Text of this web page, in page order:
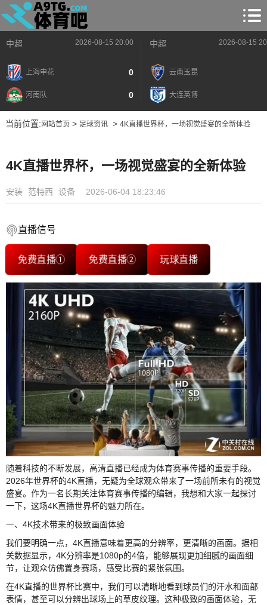
中超 2026-08-15 20:00
上海申花 0
河南队 0
中超 2026-08-15
云南玉昆
大连英博
当前位置: 网站首页> 足球资讯> 4K直播世界杯，一场视觉盛宴的全新体验
4K直播世界杯，一场视觉盛宴的全新体验
安装 范特西 设备 2026-06-04 18:23:46
直播信号
免费直播① 免费直播② 玩球直播
随着科技的不断发展，高清直播已经成为体育赛事传播的重要手段。
2026年世界杯的4K直播，无疑为全球观众带来了一场前所未有的视觉
盛宴。作为一名长期关注体育赛事传播的编辑，我想和大家一起探讨
一下，这场4K直播世界杯的魅力所在。
一、4K技术带来的极致画面体验
我们要明确一点，4K直播意味着更高的分辨率，更清晰的画面。据相
关数据显示，4K分辨率是1080p的4倍，能够展现更加细腻的画面细
节，让观众仿佛置身赛场，感受比赛的紧张氛围。
在4K直播的世界杯比赛中，我们可以清晰地看到球员们的汗水和面部
表情，甚至可以分辨出球场上的草皮纹理。这种极致的画面体验，无